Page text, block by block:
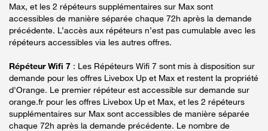
Max, et les 2 répéteurs supplémentaires sur Max sont
accessibles de manière séparée chaque 72h après la demande
précédente. L’accès aux répéteurs n’est pas cumulable avec les
répéteurs accessibles via les autres offres.
Répéteur Wifi 7 : Les Répéteurs Wifi 7 sont mis à disposition sur
demande pour les offres Livebox Up et Max et restent la propriété
d'Orange. Le premier répéteur est accessible sur demande sur
orange.fr pour les offres Livebox Up et Max, et les 2 répéteurs
supplémentaires sur Max sont accessibles de manière séparée
chaque 72h après la demande précédente. Le nombre de